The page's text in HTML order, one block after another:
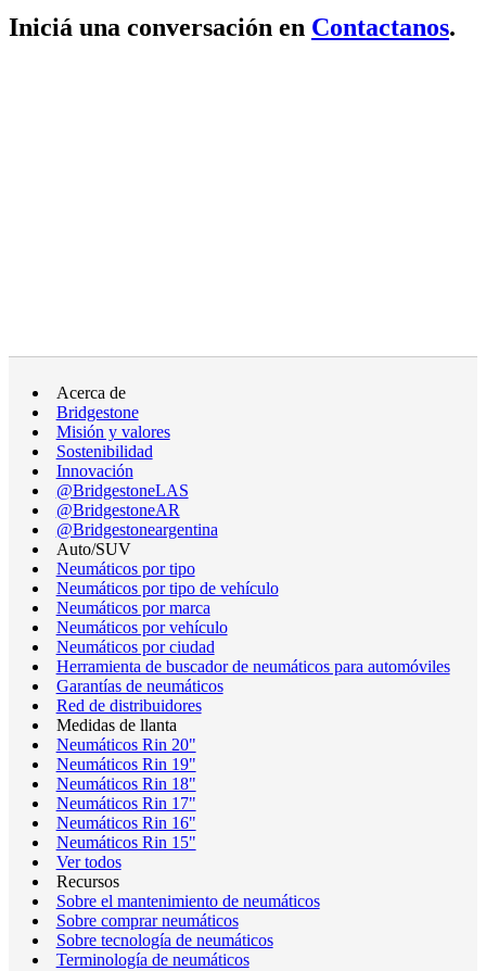
Iniciá una conversación en Contactanos.
Acerca de
Bridgestone
Misión y valores
Sostenibilidad
Innovación
@BridgestoneLAS
@BridgestoneAR
@Bridgestoneargentina
Auto/SUV
Neumáticos por tipo
Neumáticos por tipo de vehículo
Neumáticos por marca
Neumáticos por vehículo
Neumáticos por ciudad
Herramienta de buscador de neumáticos para automóviles
Garantías de neumáticos
Red de distribuidores
Medidas de llanta
Neumáticos Rin 20"
Neumáticos Rin 19"
Neumáticos Rin 18"
Neumáticos Rin 17"
Neumáticos Rin 16"
Neumáticos Rin 15"
Ver todos
Recursos
Sobre el mantenimiento de neumáticos
Sobre comprar neumáticos
Sobre tecnología de neumáticos
Terminología de neumáticos